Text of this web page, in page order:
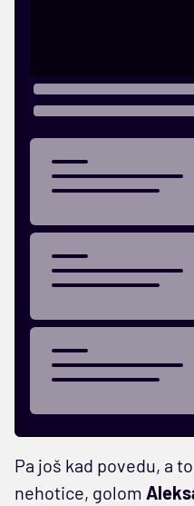
Pa još kad povedu, a
nehotice, golom